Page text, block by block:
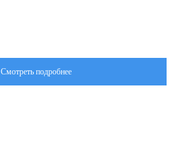
Смотреть подробнее